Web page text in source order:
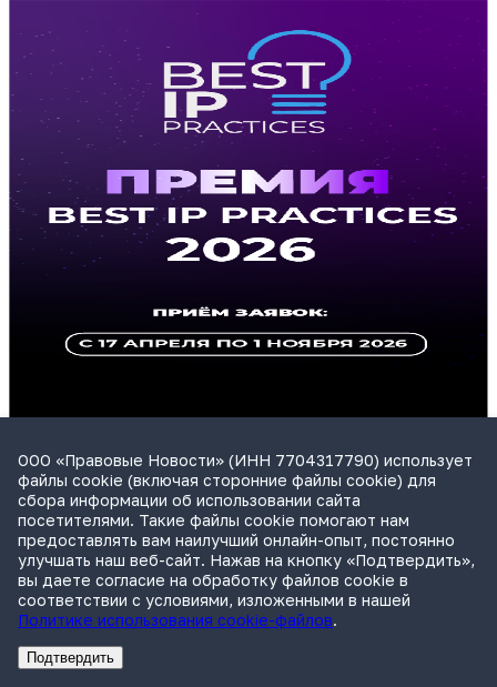
Cамый масштабный и точный канал о праве
Рассказываем о важных деловых и юридических событиях.
Перейти в Telegram
РекламаАдвокатское бюро Санкт-Петербурга «Вертикаль» ИНН 7841290773
ООО «Правовые Новости» (ИНН 7704317790) использует
файлы cookie (включая сторонние файлы cookie) для
сбора информации об использовании сайта
посетителями. Такие файлы cookie помогают нам
предоставлять вам наилучший онлайн-опыт, постоянно
улучшать наш веб-сайт. Нажав на кнопку «Подтвердить»,
вы даете согласие на обработку файлов cookie в
соответствии с условиями, изложенными в нашей
Политике использования cookie-файлов.
Подтвердить